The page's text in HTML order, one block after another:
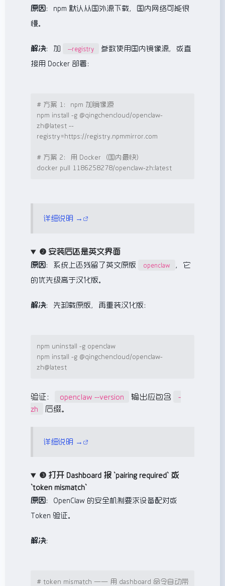
原因 ：npm 默认从国外源下载，国内网络可能很
慢。
解决：加 --registry
参数使用国内镜像源，或直
接用 Docker 部署：
# 方案 1：npm 加镜像源
npm install -g @qingchencloud/openclaw-
zh@latest --
registry=https://registry.npmmirror.com
# 方案 2：用 Docker（国内最快）
docker pull 1186258278/openclaw-zh:latest
详细说明 →
❷ 安装后还是英文界面
原因 ：系统上还残留了英文原版 openclaw
，它
的优先级高于汉化版。
解决：先卸载原版，再重装汉化版：
npm uninstall -g openclaw
npm install -g @qingchencloud/openclaw-
zh@latest
验证： openclaw --version 输出应包含
-
zh
后缀。
详细说明 →
❸ 打开 Dashboard 报 `pairing required` 或
`token mismatch`
原因 ：OpenClaw 的安全机制要求设备配对或
Token 验证。
解决：
# token mismatch —— 用 dashboard 命令自动带